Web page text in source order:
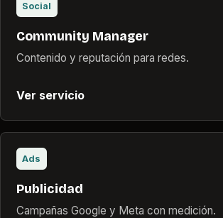
Social
Community Manager
Contenido y reputación para redes.
Ver servicio
Ads
Publicidad
Campañas Google y Meta con medición.